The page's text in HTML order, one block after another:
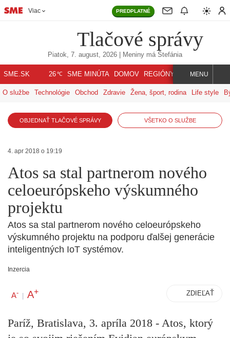
Viac PREDPLATNÉ
Tlačové správy
Piatok, 7. august, 2026 | Meniny má Štefánia
SME.SK 26℃ SME MINÚTA DOMOV REGIÓNY INDEX SVET
MENU
O službe Technológie Obchod Zdravie Žena, šport, rodina Life style
OBJEDNAŤ TLAČOVÉ SPRÁVY VŠETKO O SLUŽBE
4. apr 2018 o 19:19
Atos sa stal partnerom nového
celoeurópskeho výskumného
projektu
Atos sa stal partnerom nového celoeurópskeho
výskumného projektu na podporu ďalšej generácie
inteligentných IoT systémov.
Inzercia
A- | A+ ZDIEĽAŤ
Paríž, Bratislava, 3. apríla 2018 - Atos, ktorý